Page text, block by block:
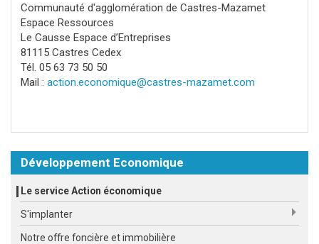
Développement Economique
Le service Action économique
S'implanter
Notre offre foncière et immobilière
Communauté d'agglomération de Castres-Mazamet
Espace Ressources
Le Causse Espace d’Entreprises
81115 Castres Cedex
Tél. 05 63 73 50 50
Mail : action.economique@castres-mazamet.com